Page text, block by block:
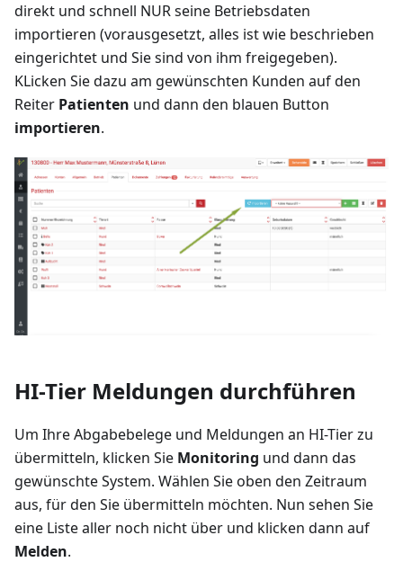
direkt und schnell NUR seine Betriebsdaten
importieren (vorausgesetzt, alles ist wie beschrieben
eingerichtet und Sie sind von ihm freigegeben).
KLicken Sie dazu am gewünschten Kunden auf den
Reiter Patienten und dann den blauen Button
importieren.
HI-Tier Meldungen durchführen
Um Ihre Abgabebelege und Meldungen an HI-Tier zu
übermitteln, klicken Sie Monitoring und dann das
gewünschte System. Wählen Sie oben den Zeitraum
aus, für den Sie übermitteln möchten. Nun sehen Sie
eine Liste aller noch nicht über und klicken dann auf
Melden.